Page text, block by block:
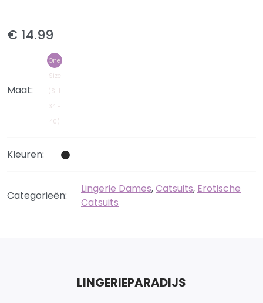
€ 14.99
Maat:
One
Size
(S-L
34 -
40)
Kleuren:
Categorieën:
Lingerie Dames,Catsuits, Erotische
Catsuits
LINGERIEPARADIJS